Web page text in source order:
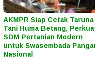
AKMPR Siap Cetak Taruna
Tani Huma Betang,
SDM Pertanian Modern
untuk Swasembada
Nasional